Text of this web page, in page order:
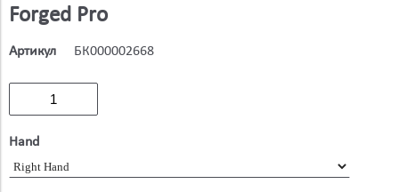
Forged Pro
Артикул БК000002668
Hand